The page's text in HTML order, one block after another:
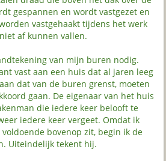
gespannen en wordt vastgezet en
vastgehaakt tijdens het werk
af kunnen vallen.
van mijn buren nodig.
vast aan een huis dat al jaren leeg
dat van de buren grenst, moeten
gaan. De eigenaar van het huis
die iedere keer belooft te
iedere keer vergeet. Omdat ik
bovenop zit, begin ik de
Uiteindelijk tekent hij.